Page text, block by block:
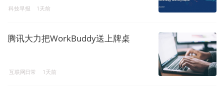
科技早报 1天前
腾讯大力把WorkBuddy送上牌桌
互联网日常 1天前